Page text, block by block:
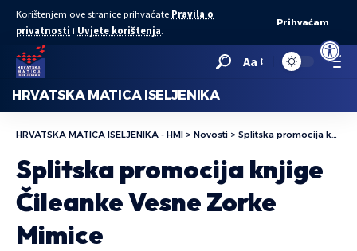
Open
Korištenjem ove stranice prihvaćate Pravila o
privatnosti i Uvjete korištenja.
Prihvaćam
Aa
HRVATSKA MATICA ISELJENIKA
HRVATSKA MATICA ISELJENIKA - HMI > Novosti > Splitska promocija knjige Čileanke Vesne Zorke Mimice
Splitska promocija knjige
Čileanke Vesne Zorke
Mimice